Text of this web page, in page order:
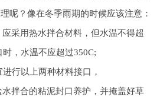
呢？像在冬季雨期的时候应该注意：
采用热水拌合材料，但水温不得超
，水温不应超过350C;
行以上两种材料接口，
拌合的粘泥封口养护，并掩盖好草